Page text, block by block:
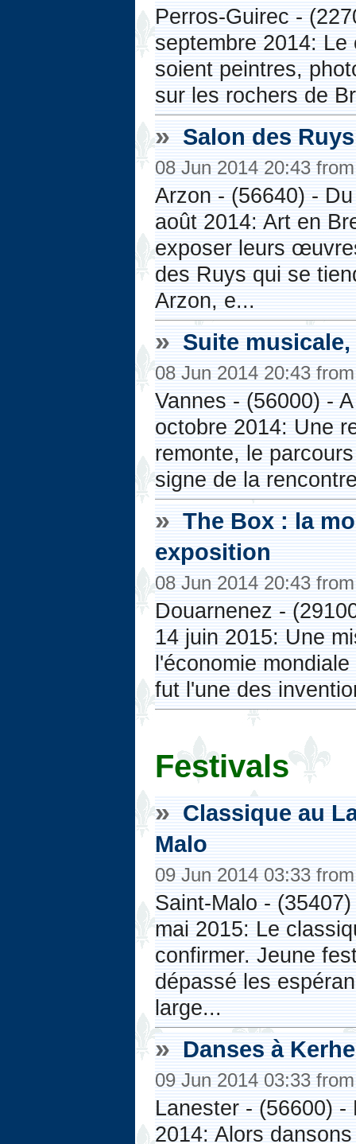
Perros-Guirec -
septembre 2014:
soient peintres,
sur les rochers de
» Salon des
08 Jun 2014 20:43
Arzon - (56640) -
août 2014: Art en
exposer leurs
des Ruys qui se
Arzon, e...
» Suite
08 Jun 2014 20:43
Vannes - (56000) -
octobre 2014: Une
remonte, le
signe de la
» The Box : la
exposition
08 Jun 2014 20:43
Douarnenez -
14 juin 2015: Une
l'économie
fut l'une des
Festivals
» Classique au
Malo
09 Jun 2014 03:33
Saint-Malo -
mai 2015: Le
confirmer. Jeune
dépassé les
large...
» Danses à
09 Jun 2014 03:33
Lanester - (56600)
2014: Alors